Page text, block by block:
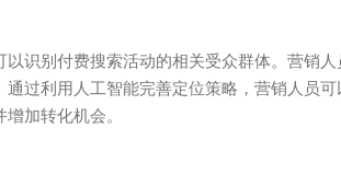
识别付费搜索活动的相关受众群体。营销人
过利用人工智能完善定位策略，营销人员
加转化机会。